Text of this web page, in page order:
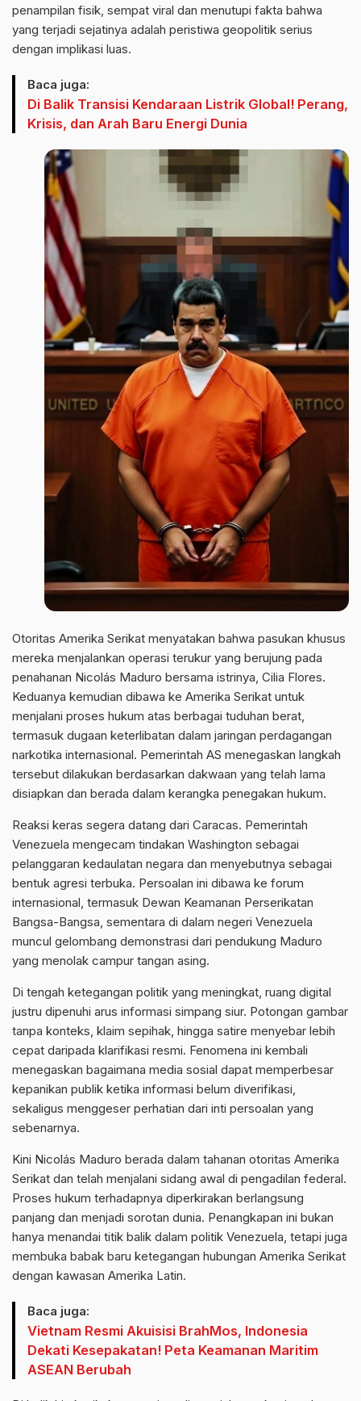
penampilan fisik, sempat viral dan menutupi fakta bahwa
yang terjadi sejatinya adalah peristiwa geopolitik serius
dengan implikasi luas.
Baca juga:
Di Balik Transisi Kendaraan Listrik Global! Perang,
Krisis, dan Arah Baru Energi Dunia
Otoritas Amerika Serikat menyatakan bahwa pasukan khusus
mereka menjalankan operasi terukur yang berujung pada
penahanan Nicolás Maduro bersama istrinya, Cilia Flores.
Keduanya kemudian dibawa ke Amerika Serikat untuk
menjalani proses hukum atas berbagai tuduhan berat,
termasuk dugaan keterlibatan dalam jaringan perdagangan
narkotika internasional. Pemerintah AS menegaskan langkah
tersebut dilakukan berdasarkan dakwaan yang telah lama
disiapkan dan berada dalam kerangka penegakan hukum.
Reaksi keras segera datang dari Caracas. Pemerintah
Venezuela mengecam tindakan Washington sebagai
pelanggaran kedaulatan negara dan menyebutnya sebagai
bentuk agresi terbuka. Persoalan ini dibawa ke forum
internasional, termasuk Dewan Keamanan Perserikatan
Bangsa-Bangsa, sementara di dalam negeri Venezuela
muncul gelombang demonstrasi dari pendukung Maduro
yang menolak campur tangan asing.
Di tengah ketegangan politik yang meningkat, ruang digital
justru dipenuhi arus informasi simpang siur. Potongan gambar
tanpa konteks, klaim sepihak, hingga satire menyebar lebih
cepat daripada klarifikasi resmi. Fenomena ini kembali
menegaskan bagaimana media sosial dapat memperbesar
kepanikan publik ketika informasi belum diverifikasi,
sekaligus menggeser perhatian dari inti persoalan yang
sebenarnya.
Kini Nicolás Maduro berada dalam tahanan otoritas Amerika
Serikat dan telah menjalani sidang awal di pengadilan federal.
Proses hukum terhadapnya diperkirakan berlangsung
panjang dan menjadi sorotan dunia. Penangkapan ini bukan
hanya menandai titik balik dalam politik Venezuela, tetapi juga
membuka babak baru ketegangan hubungan Amerika Serikat
dengan kawasan Amerika Latin.
Baca juga:
Vietnam Resmi Akuisisi BrahMos, Indonesia
Dekati Kesepakatan! Peta Keamanan Maritim
ASEAN Berubah